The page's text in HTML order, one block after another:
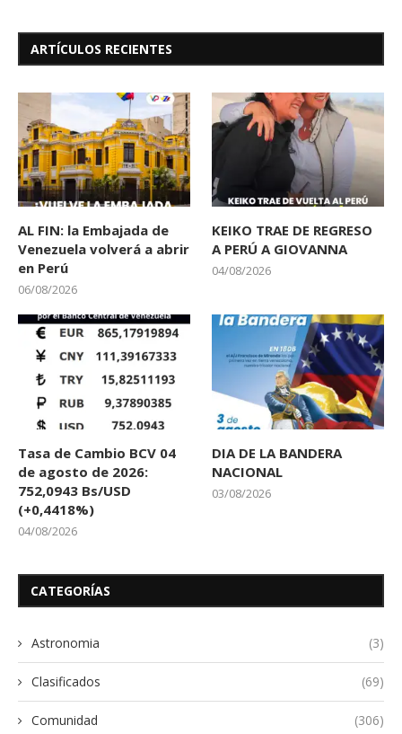
ARTÍCULOS RECIENTES
AL FIN: la Embajada de
Venezuela volverá a abrir
en Perú
06/08/2026
KEIKO TRAE DE REGRESO
A PERÚ A GIOVANNA
04/08/2026
Tasa de Cambio BCV 04
de agosto de 2026:
752,0943 Bs/USD
(+0,4418%)
04/08/2026
DIA DE LA BANDERA
NACIONAL
03/08/2026
CATEGORÍAS
Astronomia (3)
Clasificados (69)
Comunidad (306)